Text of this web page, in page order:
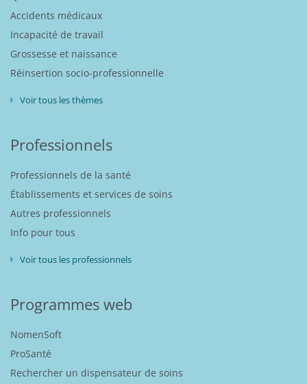
Accidents médicaux
Incapacité de travail
Grossesse et naissance
Réinsertion socio-professionnelle
Voir tous les thèmes
Professionnels
Professionnels de la santé
Établissements et services de soins
Autres professionnels
Info pour tous
Voir tous les professionnels
Programmes web
NomenSoft
ProSanté
Rechercher un dispensateur de soins